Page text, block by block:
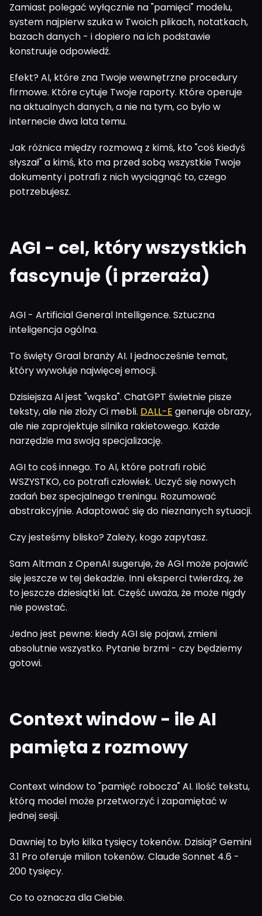
Zamiast polegać wyłącznie na "pamięci" modelu,
system najpierw szuka w Twoich plikach, notatkach,
bazach danych - i dopiero na ich podstawie
konstruuje odpowiedź.
Efekt? AI, które zna Twoje wewnętrzne procedury
firmowe. Które cytuje Twoje raporty. Które operuje
na aktualnych danych, a nie na tym, co było w
internecie dwa lata temu.
Jak różnica między rozmową z kimś, kto "coś kiedyś
słyszał" a kimś, kto ma przed sobą wszystkie Twoje
dokumenty i potrafi z nich wyciągnąć to, czego
potrzebujesz.
AGI - cel, który wszystkich
fascynuje (i przeraża)
AGI - Artificial General Intelligence. Sztuczna
inteligencja ogólna.
To święty Graal branży AI. I jednocześnie temat,
który wywołuje najwięcej emocji.
Dzisiejsza AI jest "wąska". ChatGPT świetnie pisze
teksty, ale nie złoży Ci mebli. DALL-E generuje obrazy,
ale nie zaprojektuje silnika rakietowego. Każde
narzędzie ma swoją specjalizację.
AGI to coś innego. To AI, które potrafi robić
WSZYSTKO, co potrafi człowiek. Uczyć się nowych
zadań bez specjalnego treningu. Rozumować
abstrakcyjnie. Adaptować się do nieznanych sytuacji.
Czy jesteśmy blisko? Zależy, kogo zapytasz.
Sam Altman z OpenAI sugeruje, że AGI może pojawić
się jeszcze w tej dekadzie. Inni eksperci twierdzą, że
to jeszcze dziesiątki lat. Część uważa, że może nigdy
nie powstać.
Jedno jest pewne: kiedy AGI się pojawi, zmieni
absolutnie wszystko. Pytanie brzmi - czy będziemy
gotowi.
Context window - ile AI
pamięta z rozmowy
Context window to "pamięć robocza" AI. Ilość tekstu,
którą model może przetworzyć i zapamiętać w
jednej sesji.
Dawniej to było kilka tysięcy tokenów. Dzisiaj? Gemini
3.1 Pro oferuje milion tokenów. Claude Sonnet 4.6 -
200 tysięcy.
Co to oznacza dla Ciebie.